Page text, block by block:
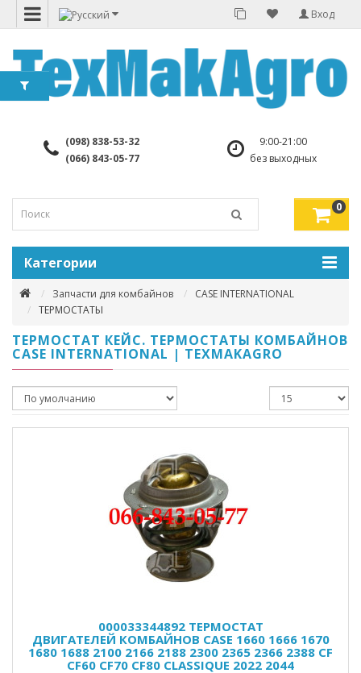
Вход
(098) 838-53-32
(066) 843-05-77
9:00-21:00
без выходных
0
Категории
Запчасти для комбайнов
CASE INTERNATIONAL
ТЕРМОСТАТЫ
ТЕРМОСТАТ КЕЙС. ТЕРМОСТАТЫ КОМБАЙНОВ
CASE INTERNATIONAL | TEXMAKAGRO
000033344892 ТЕРМОСТАТ
ДВИГАТЕЛЕЙ КОМБАЙНОВ CASE 1660 1666 1670
1680 1688 2100 2166 2188 2300 2365 2366 2388 CF
CF60 CF70 CF80 CLASSIQUE 2022 2044